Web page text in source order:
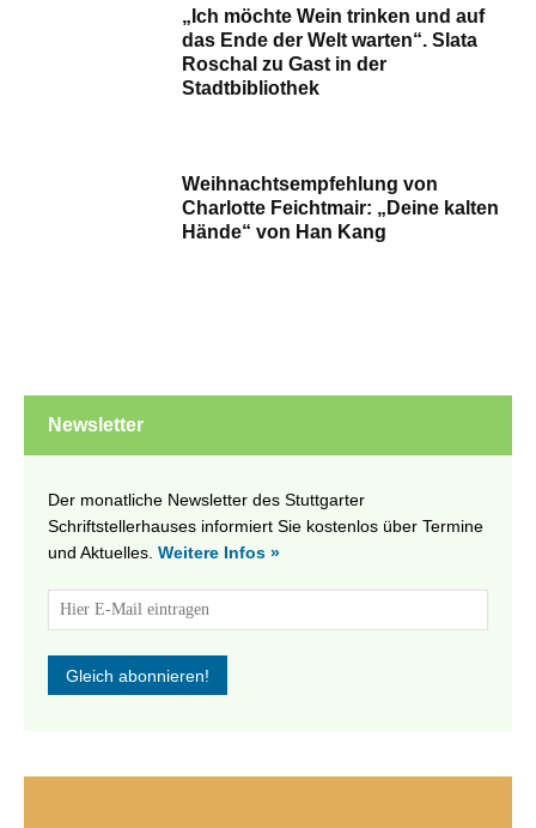
„Ich möchte Wein trinken und auf
das Ende der Welt warten“. Slata
Roschal zu Gast in der
Stadtbibliothek
Weihnachtsempfehlung von
Charlotte Feichtmair: „Deine kalten
Hände“ von Han Kang
Newsletter
Der monatliche Newsletter des Stuttgarter
Schriftstellerhauses informiert Sie kostenlos über Termine
und Aktuelles. Weitere Infos »